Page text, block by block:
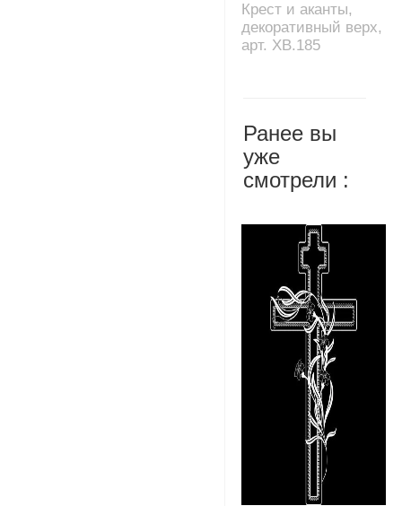
Крест и аканты,
декоративный верх,
арт. XB.185
Ранее вы
уже
смотрели :